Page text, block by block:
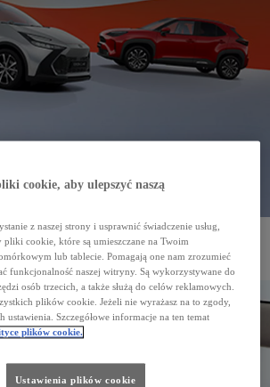
samochody Toyota
nowe samochody Toyota. Specjalne oferty dla klientów
ofertę.
cookie, aby ulepszyć naszą
z naszej strony i usprawnić świadczenie usług,
cookie, które są umieszczane na Twoim
lub tablecie. Pomagają one nam zrozumieć
funkcjonalność naszej witryny. Są wykorzystywane do
osób trzecich, a także służą do celów reklamowych.
plików cookie. Jeżeli nie wyrażasz na to zgody,
ustawienia. Szczegółowe informacje na ten temat
plików cookie.
Ustawienia plików cookie